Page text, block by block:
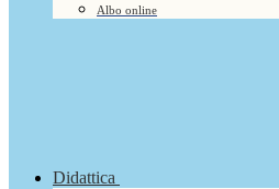
Albo online
Didattica